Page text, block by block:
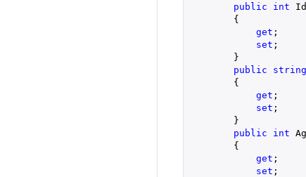
public
int Id
        {
get ;
set ;
        }
public
string
        {
get ;
set ;
        }
public
int
        {
get ;
set ;